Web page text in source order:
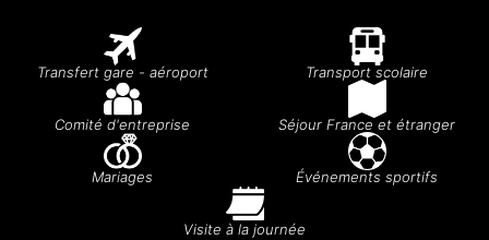
Transfert gare - aéroport Transport scolaire
Comité d'entreprise Séjour France et étranger
Mariages Événements sportifs
Visite à la journée